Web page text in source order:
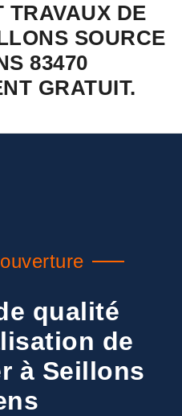
TRAVAUX DE
SOURCE
83470
GRATUIT.
qualité
de
à Seillons